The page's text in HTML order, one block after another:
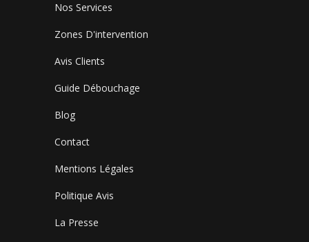
Nos Services
Zones D'intervention
Avis Clients
Guide Débouchage
Blog
Contact
Mentions Légales
Politique Avis
La Presse